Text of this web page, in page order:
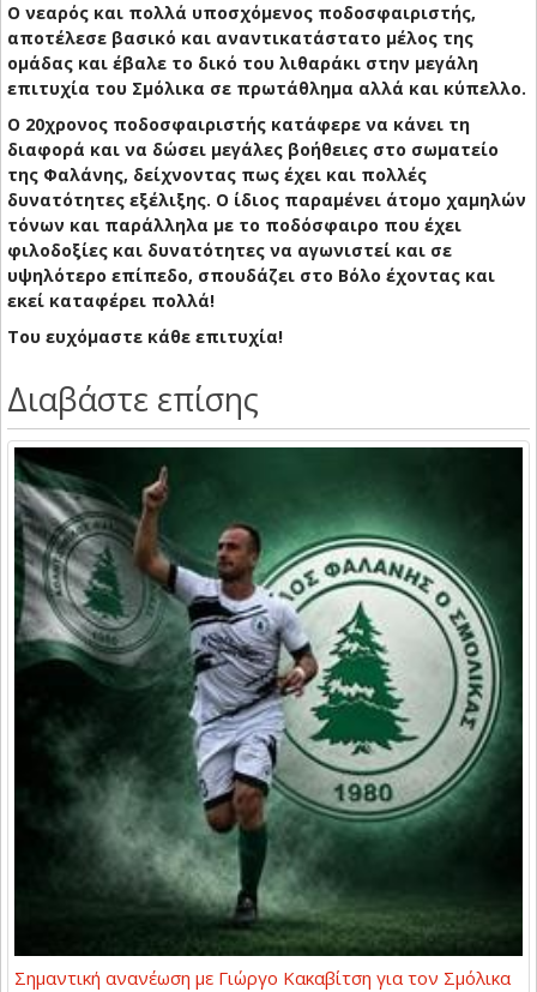
Ο νεαρός και πολλά υποσχόμενος ποδοσφαιριστής,
αποτέλεσε βασικό και αναντικατάστατο μέλος της
ομάδας και έβαλε το δικό του λιθαράκι στην μεγάλη
επιτυχία του Σμόλικα σε πρωτάθλημα αλλά και κύπελλο.
Ο 20χρονος ποδοσφαιριστής κατάφερε να κάνει τη
διαφορά και να δώσει μεγάλες βοήθειες στο σωματείο
της Φαλάνης, δείχνοντας πως έχει και πολλές
δυνατότητες εξέλιξης. Ο ίδιος παραμένει άτομο χαμηλών
τόνων και παράλληλα με το ποδόσφαιρο που έχει
φιλοδοξίες και δυνατότητες να αγωνιστεί και σε
υψηλότερο επίπεδο, σπουδάζει στο Βόλο έχοντας και
εκεί καταφέρει πολλά!
Του ευχόμαστε κάθε επιτυχία!
Διαβάστε επίσης
Σημαντική ανανέωση με Γιώργο Κακαβίτση για τον Σμόλικα